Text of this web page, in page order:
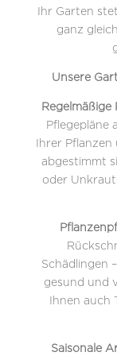
Ihr Garten
ganz
Unsere
Regelmäßige
Pflegepläne
Ihrer Pflanzen
abgestimmt
oder
Schädlingen
gesund und
Ihnen auch
Saisonale